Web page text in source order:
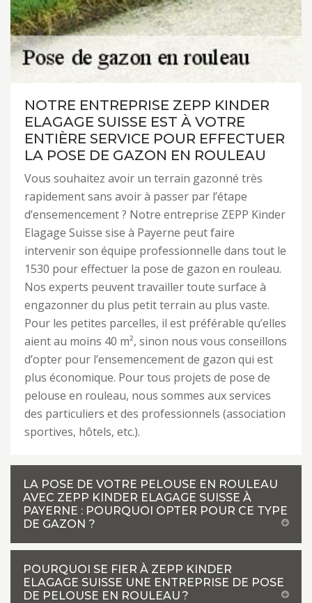
NOTRE ENTREPRISE ZEPP KINDER
ELAGAGE SUISSE EST À VOTRE
ENTIÈRE SERVICE POUR EFFECTUER
LA POSE DE GAZON EN ROULEAU
Vous souhaitez avoir un terrain gazonné très
rapidement sans avoir à passer par l’étape
d’ensemencement ? Notre entreprise ZEPP Kinder
Elagage Suisse sise à Payerne peut faire
intervenir son équipe professionnelle dans tout le
1530 pour effectuer la pose de gazon en rouleau.
Nos experts peuvent travailler toute surface à
engazonner du plus petit terrain au plus vaste.
Pour les petites parcelles, il est préférable qu’elles
aient au moins 40 m², sinon nous vous conseillons
d’opter pour l’ensemencement de gazon qui est
plus économique. Pour tous projets de pose de
pelouse en rouleau, nous sommes aux services
des particuliers et des professionnels (association
sportives, hôtels, etc.).
LA POSE DE VOTRE PELOUSE EN ROULEAU
AVEC ZEPP KINDER ELAGAGE SUISSE À
PAYERNE : POURQUOI OPTER POUR CE TYPE
DE GAZON ?
POURQUOI SE FIER À ZEPP KINDER
ELAGAGE SUISSE UNE ENTREPRISE DE POSE
DE PELOUSE EN ROULEAU ?